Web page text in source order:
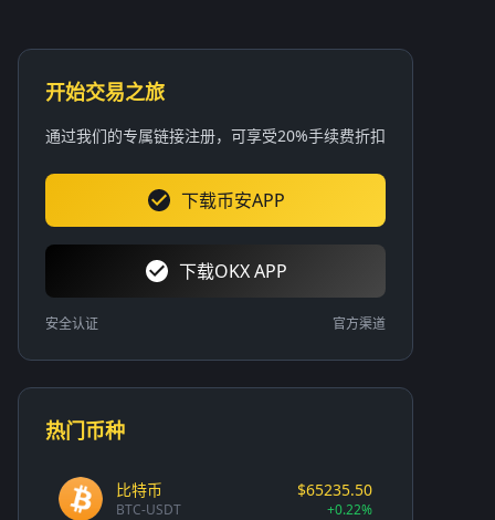
开始交易之旅
通过我们的专属链接注册，可享受20%手续费折扣
下载币安APP
下载OKX APP
安全认证 官方渠道
热门币种
比特币
BTC-USDT
$65235.50
+0.22%